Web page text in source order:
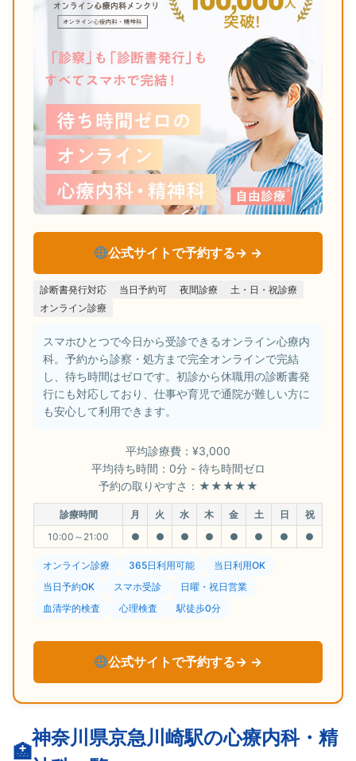
公式サイトで予約する→
診断書発行対応 当日予約可 夜間診療
土・日・祝診療
オンライン診療
スマホひとつで今日から受診できるオンライン心療内
科。予約から診察・処方まで完全オンラインで完結
し、待ち時間はゼロです。初診から休職用の診断書発
行にも対応しており、仕事や育児で通院が難しい方に
も安心して利用できます。
平均診療費：¥3,000
平均待ち時間：0分 - 待ち時間ゼロ
予約の取りやすさ：★★★★★
診療時間 月 火 水 木 金 土 日
祝
10:00～21:00
● ● ● ● ● ● ● ●
オンライン診療 365日利用可能
当日利用OK
当日予約OK
スマホ受診
日曜・祝日営業
血清学的検査
心理検査 駅徒歩0分
公式サイトで予約する→
神奈川県京急川崎駅の心療内科・精